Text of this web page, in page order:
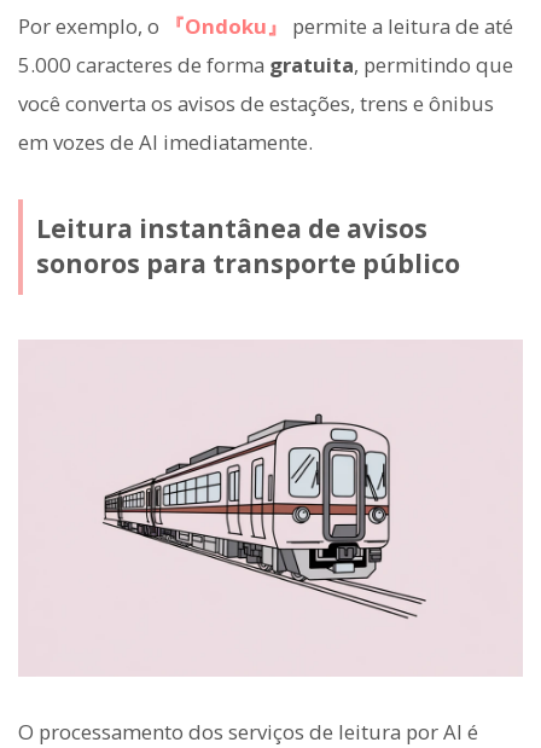
Por exemplo, o 『Ondoku』
permite a leitura de até
5.000 caracteres de forma gratuita, permitindo que
você converta os avisos de estações, trens e ônibus
em vozes de AI imediatamente.
Leitura instantânea de avisos
sonoros para transporte público
O processamento dos serviços de leitura por AI é